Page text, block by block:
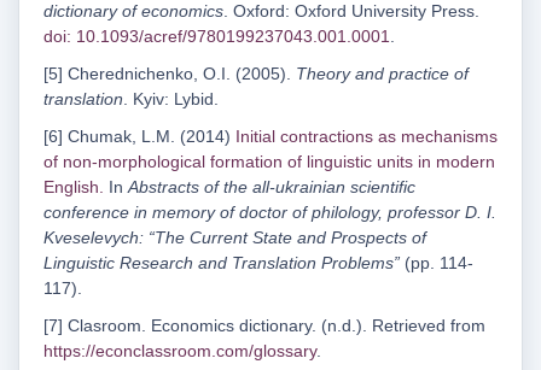
dictionary of economics. Oxford: Oxford University Press.
doi: 10.1093/acref/9780199237043.001.0001.
[5] Cherednichenko, O.I. (2005). Theory and practice of
translation. Kyiv: Lybid.
[6] Chumak, L.M. (2014) Initial contractions as mechanisms
of non-morphological formation of linguistic units in modern
English. InAbstracts of the all-ukrainian scientific
conference in memory of doctor of philology, professor D. I.
Kveselevych: “The Current State and Prospects of
Linguistic Research and Translation Problems” (pp. 114-
117).
[7] Clasroom. Economics dictionary. (n.d.). Retrieved from
https://econclassroom.com/glossary.